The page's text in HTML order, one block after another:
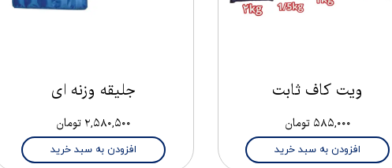
ویت کاف ثابت
۵۸۵,۰۰۰ تومان
افزودن به سبد خرید
جلیقه وزنه ای
۲,۵۸۰,۵۰۰ تومان
افزودن به سبد خرید